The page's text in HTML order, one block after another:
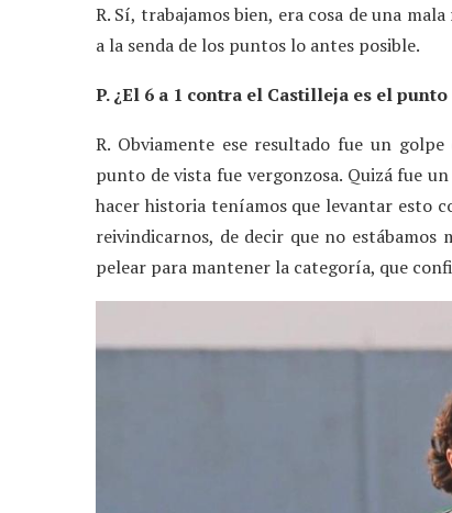
R. Sí, trabajamos bien, era cosa de una
a la senda de los puntos lo antes posible.
P. ¿El 6 a 1 contra el Castilleja es el
R. Obviamente ese resultado fue un
punto de vista fue vergonzosa. Quizá fue
hacer historia teníamos que levantar esto
reivindicarnos, de decir que no estábamos
pelear para mantener la categoría, que